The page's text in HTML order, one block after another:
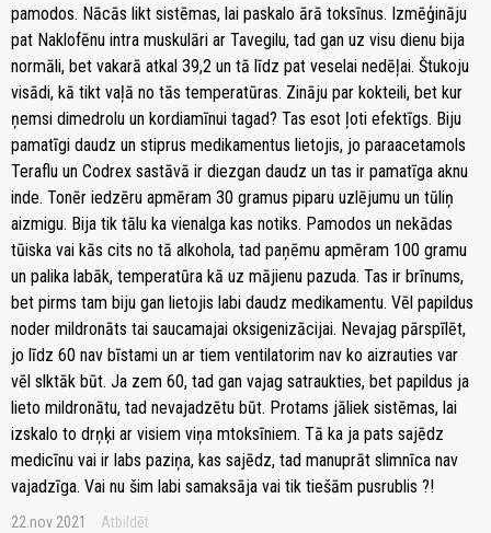
pamodos. Nācās likt sistēmas, lai paskalo ārā toksīnus. Izmēģināju
pat Naklofēnu intra muskulāri ar Tavegilu, tad gan uz visu dienu bija
normāli, bet vakarā atkal 39,2 un tā līdz pat veselai nedēļai. Štukoju
visādi, kā tikt vaļā no tās temperatūras. Zināju par kokteili, bet kur
ņemsi dimedrolu un kordiamīnui tagad? Tas esot ļoti efektīgs. Biju
pamatīgi daudz un stiprus medikamentus lietojis, jo paraacetamols
Teraflu un Codrex sastāvā ir diezgan daudz un tas ir pamatīga aknu
inde. Tonēr iedzēru apmēram 30 gramus piparu uzlējumu un tūliņ
aizmigu. Bija tik tālu ka vienalga kas notiks. Pamodos un nekādas
tūiska vai kās cits no tā alkohola, tad paņēmu apmēram 100 gramu
un palika labāk, temperatūra kā uz mājienu pazuda. Tas ir brīnums,
bet pirms tam biju gan lietojis labi daudz medikamentu. Vēl papildus
noder mildronāts tai saucamajai oksigenizācijai. Nevajag pārspīlēt,
jo līdz 60 nav bīstami un ar tiem ventilatorim nav ko aizrauties var
vēl slktāk būt. Ja zem 60, tad gan vajag satraukties, bet papildus ja
lieto mildronātu, tad nevajadzētu būt. Protams jāliek sistēmas, lai
izskalo to drņķi ar visiem viņa mtoksīniem. Tā ka ja pats sajēdz
medicīnu vai ir labs paziņa, kas sajēdz, tad manuprāt slimnīca nav
vajadzīga. Vai nu šim labi samaksāja vai tik tiešām pusrublis ?!
22.nov 2021 Atbildēt